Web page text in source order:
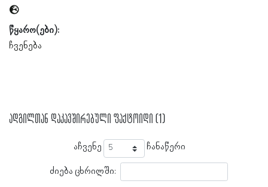
წყარო(ები):
ჩვენება
ადგილთან დაკავშირებული ფაქტოიდი (1)
აჩვენე ჩანაწერი
ძიება ცხრილში: